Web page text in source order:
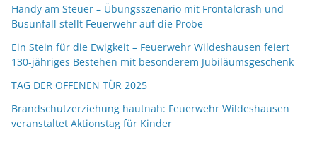
Handy am Steuer – Übungsszenario mit Frontalcrash und
Busunfall stellt Feuerwehr auf die Probe
Ein Stein für die Ewigkeit – Feuerwehr Wildeshausen feiert
130-jähriges Bestehen mit besonderem Jubiläumsgeschenk
TAG DER OFFENEN TÜR 2025
Brandschutzerziehung hautnah: Feuerwehr Wildeshausen
veranstaltet Aktionstag für Kinder